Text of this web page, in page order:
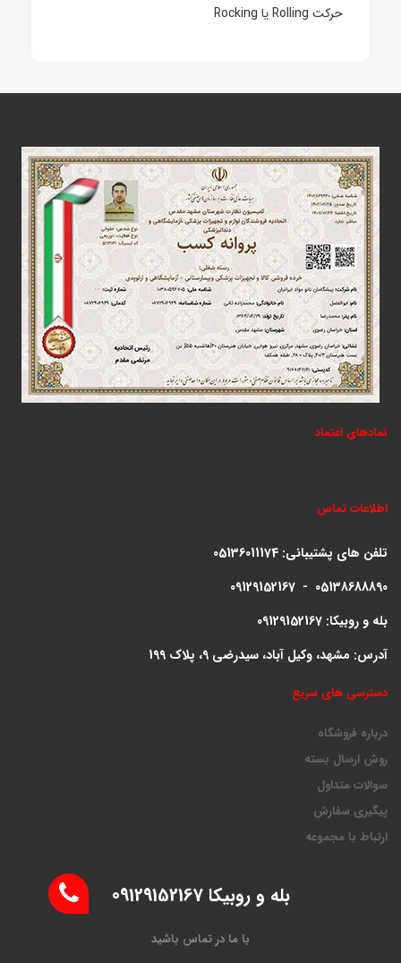
حرکت Rolling یا Rocking
نمادهای اعتماد
اطلاعات تماس
تلفن های پشتیبانی: 05136011174
09129152167 - 05138688890
بله و روبیکا: 09129152167
آدرس: مشهد، وکیل آباد، سیدرضی 9، پلاک 199
دسترسی های سریع
درباره فروشگاه
روش ارسال بسته
سوالات متداول
پیگیری سفارش
ارتباط با مجموعه
بله و روبیکا 09129152167
با ما در تماس باشید